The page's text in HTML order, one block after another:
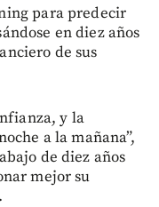
para predecir
en diez años
de sus
y la
a la mañana”,
de diez años
mejor su